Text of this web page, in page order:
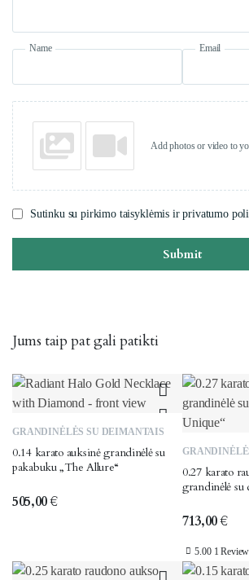
Name Email
Add photos or video to
Sutinku su pirkimo taisyklėmis ir privatumo
Submit
Jums taip pat gali patikti
GRANDINĖLĖS SU DEIMANTAIS
0.14 karato auksinė grandinėlė su
pakabuku „The Allure“
505,00€
0.27 karato
grandinėlė su
713,00€
5.001 Review